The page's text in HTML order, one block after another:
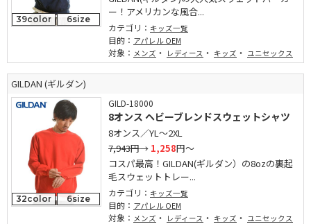
39color 6size
ー！アメリカンな風合...
カテゴリ： キッズ一覧
目的： アパレル OEM
対象： メンズ ・ レディース ・ キッズ ・ ユニセックス
GILDAN (ギルダン)
32color 6size
GILD-18000
8オンス ヘビーブレンドスウェットシャツ
8オンス／YL～2XL
7,943円→ 1,258円～
コスパ最高！GILDAN(ギルダン）の8ozの裏起
毛スウェットトレー...
カテゴリ： キッズ一覧
目的： アパレル OEM
対象： メンズ ・ レディース ・ キッズ ・ ユニセックス